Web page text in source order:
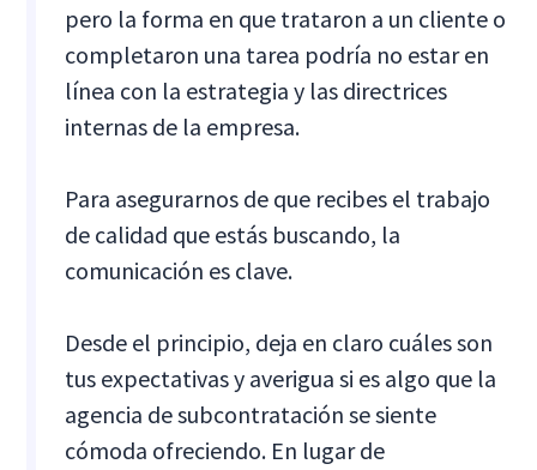
pero la forma en que trataron a un cliente o
completaron una tarea podría no estar en
línea con la estrategia y las directrices
internas de la empresa.
Para asegurarnos de que recibes el trabajo
de calidad que estás buscando, la
comunicación es clave.
Desde el principio, deja en claro cuáles son
tus expectativas y averigua si es algo que la
agencia de subcontratación se siente
cómoda ofreciendo. En lugar de